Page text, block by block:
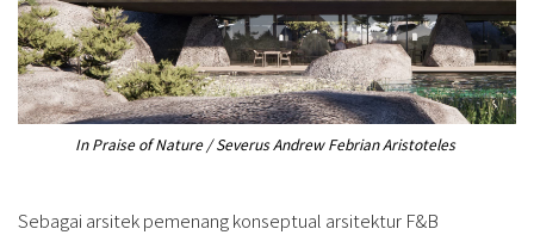
In Praise of Nature / Severus Andrew Febrian Aristoteles
Sebagai arsitek pemenang konseptual arsitektur F&B